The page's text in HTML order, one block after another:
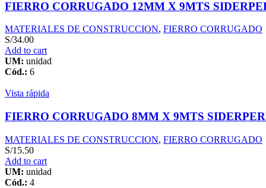
FIERRO CORRUGADO 12MM X 9MTS
MATERIALES DE CONSTRUCCION, FIERRO CORRUGADO
S/34.00
Add to cart
UM: unidad
Cód.: 6
Vista rápida
FIERRO CORRUGADO 8MM X 9MTS
MATERIALES DE CONSTRUCCION, FIERRO CORRUGADO
S/15.50
Add to cart
UM: unidad
Cód.: 4